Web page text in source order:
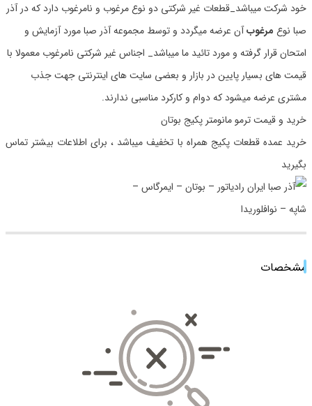
خود شرکت میباشد_قطعات غیر شرکتی دو نوع مرغوب و نامرغوب دارد که در آذر
صبا نوع مرغوبآن عرضه میگردد و توسط مجموعه آذر صبا مورد آزمایش و
امتحان قرار گرفته و مورد تائید ما میباشد_ اجناس غیر شرکتی نامرغوب معمولا با
قیمت های بسیار پایین در بازار و بعضی سایت های اینترنتی جهت جذب
مشتری عرضه میشود که دوام و کارکرد مناسبی ندارند.
خرید و قیمت ترمو مانومتر پکیج بوتان
خرید عمده قطعات پکیج همراه با تخفیف میباشد ، برای اطلاعات بیشتر تماس
بگیرید
مشخصات